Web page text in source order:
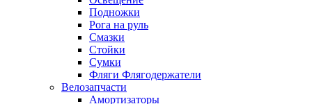
Подножки
Рога на руль
Смазки
Стойки
Сумки
Фляги Флягодержатели
Велозапчасти
Амортизаторы